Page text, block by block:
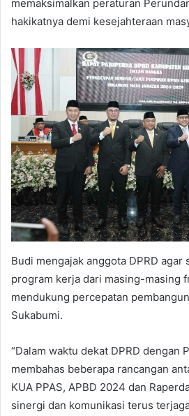
memaksimalkan peraturan
hakikatnya demi kesejahteraan
Budi mengajak anggota DPRD
program kerja dari masing-masing
mendukung percepatan
Sukabumi.
“Dalam waktu dekat DPRD dengan
membahas beberapa rancangan
KUA PPAS, APBD 2024 dan
sinergi dan komunikasi terus